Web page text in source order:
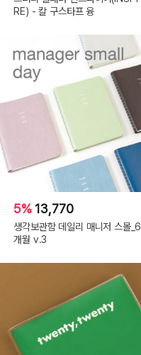
RE) - 칼 구스타프 융
5% 13,770
생각보관함 데일리 매니저 스몰_6
개월 v.3